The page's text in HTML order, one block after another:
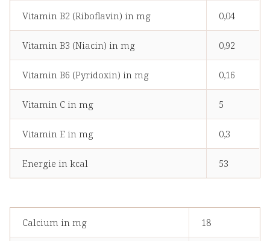
Vitamin B2 (Riboflavin) in mg 0,04
Vitamin B3 (Niacin) in mg 0,92
Vitamin B6 (Pyridoxin) in mg 0,16
Vitamin C in mg 5
Vitamin E in mg 0,3
Energie in kcal 53
Calcium in mg 18